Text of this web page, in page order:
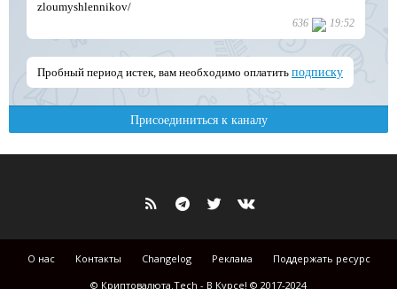
О нас Контакты Changelog Реклама
Поддержать ресурс
© Криптовалюта.Tech - В Курсе! © 2017-2024